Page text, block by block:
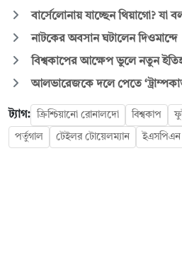
বার্সেলোনায় যাচ্ছেন থিয়াগো? যা
নাটকের অবসান ঘটালেন দিওমান্দে
বিশ্বকাপের আক্ষেপ ভুলে নতুন
আলভারেজকে দলে পেতে
ট্যাগ: ক্রিশ্চিয়ানো রোনালদো বিশ্বকাপ
পর্তুগাল টেইলর টোয়েলম্যান ইএসপিএন